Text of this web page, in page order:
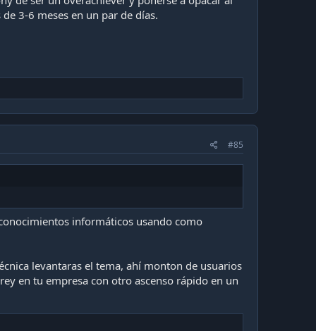
3-6 meses en un par de días.
#85
informáticos usando como
levantaras el tema, ahí monton de usuarios
en tu empresa con otro ascenso rápido en un